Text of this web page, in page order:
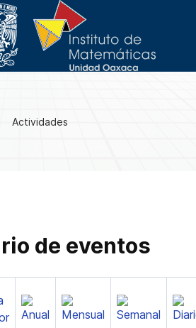
Actividades
de eventos